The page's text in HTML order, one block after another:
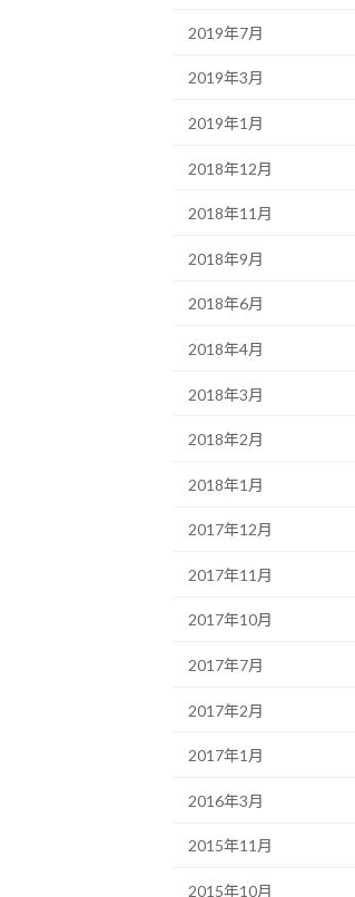
2019年7月
2019年3月
2019年1月
2018年12月
2018年11月
2018年9月
2018年6月
2018年4月
2018年3月
2018年2月
2018年1月
2017年12月
2017年11月
2017年10月
2017年7月
2017年2月
2017年1月
2016年3月
2015年11月
2015年10月